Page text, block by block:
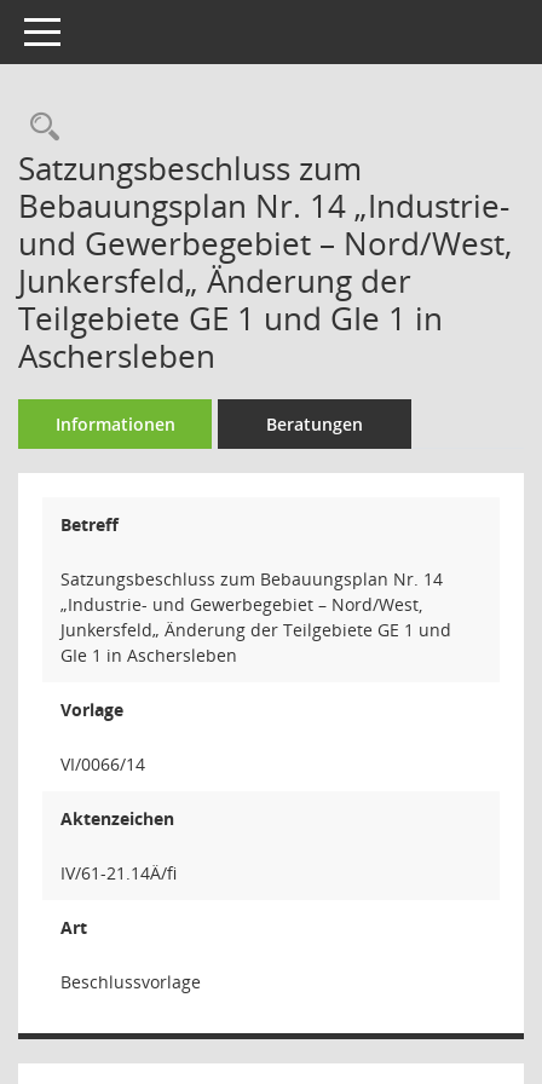
Toggle navigation
Rechercheauswahl
Satzungsbeschluss zum
Bebauungsplan Nr. 14 „Industrie-
und Gewerbegebiet – Nord/West,
Junkersfeld„ Änderung der
Teilgebiete GE 1 und GIe 1 in
Aschersleben
Informationen Beratungen
Betreff
Satzungsbeschluss zum Bebauungsplan Nr. 14
„Industrie- und Gewerbegebiet – Nord/West,
Junkersfeld„ Änderung der Teilgebiete GE 1 und
GIe 1 in Aschersleben
Vorlage
VI/0066/14
Aktenzeichen
IV/61-21.14Ä/fi
Art
Beschlussvorlage